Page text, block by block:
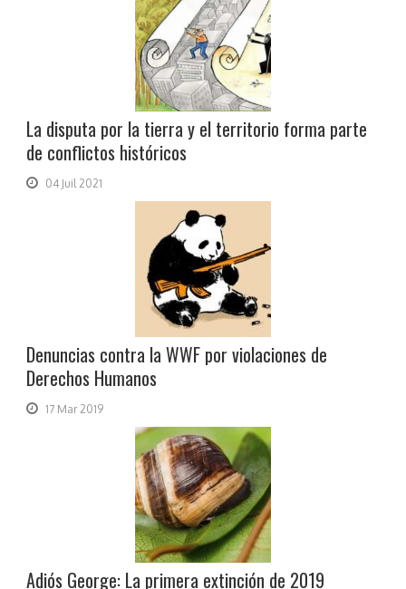
La disputa por la tierra y el territorio forma parte
de conflictos históricos
04 Juil 2021
Denuncias contra la WWF por violaciones de
Derechos Humanos
17 Mar 2019
Adiós George: La primera extinción de 2019